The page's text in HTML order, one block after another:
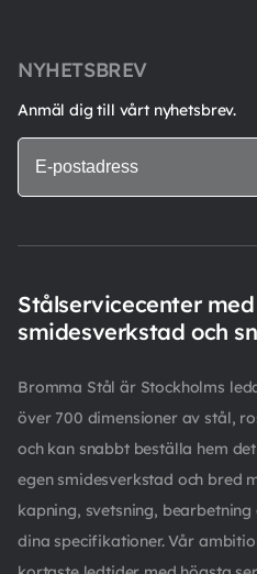
NYHETSBREV
Anmäl dig till vårt nyhetsbrev.
Stålservicecenter
smidesverkstad och
Bromma Stål är Stockholms
över 700 dimensioner av stål,
och kan snabbt beställa hem
egen smidesverkstad och bred
kapning, svetsning,
dina specifikationer. Vår